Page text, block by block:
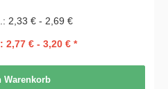
2,33 € - 2,69 €
2,77 € - 3,20 € *
Warenkorb